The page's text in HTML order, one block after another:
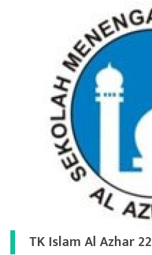
TK Islam Al Azhar 22